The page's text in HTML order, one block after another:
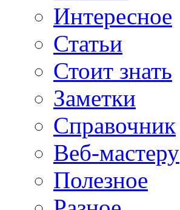
Интересное
Статьи
Стоит знать
Заметки
Справочник
Веб-мастеру
Полезное